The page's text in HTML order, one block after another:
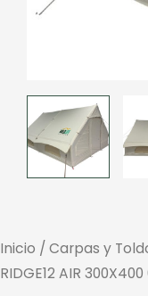
Inicio / Carpas y
RIDGE12 AIR 300X400